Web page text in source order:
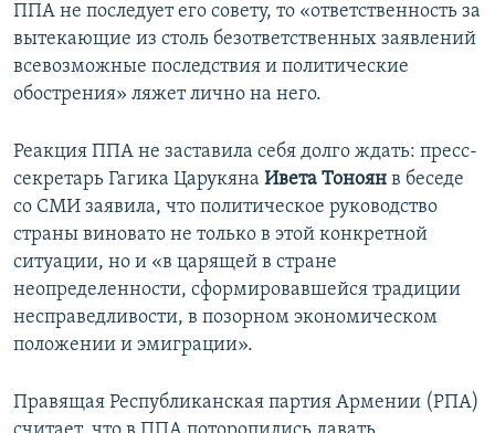
ППА не последует его совету, то «ответственность за
вытекающие из столь безответственных заявлений
всевозможные последствия и политические
обострения» ляжет лично на него.
Реакция ППА не заставила себя долго ждать: пресс-
секретарь Гагика Царукяна Ивета Тоноян в беседе
со СМИ заявила, что политическое руководство
страны виновато не только в этой конкретной
ситуации, но и «в царящей в стране
неопределенности, сформировавшейся традиции
несправедливости, в позорном экономическом
положении и эмиграции».
Правящая Республиканская партия Армении (РПА)